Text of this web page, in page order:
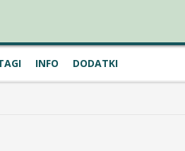
INFO DODATKI